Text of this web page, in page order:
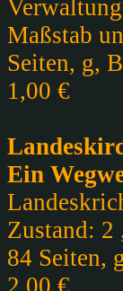
Maßstab
Seiten, g,
1,00 €
Ein
Zustand: 2
84 Seiten,